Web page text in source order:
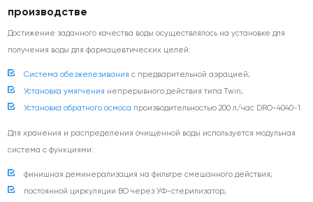
производстве
Достижение заданного качества воды осуществлялось на установке для
получения воды для фармацевтических целей:
Система обезжелезивания с предварительной аэрацией;
Установка умягчения непрерывного действия типа Twin;
Установка обратного осмоса производительностью 200 л/час DRO-4040-1.
Для хранения и распределения очищенной воды используется модульная
система с функциями:
финишная деминерализация на фильтре смешанного действия;
постоянной циркуляции ВО через УФ-стерилизатор;